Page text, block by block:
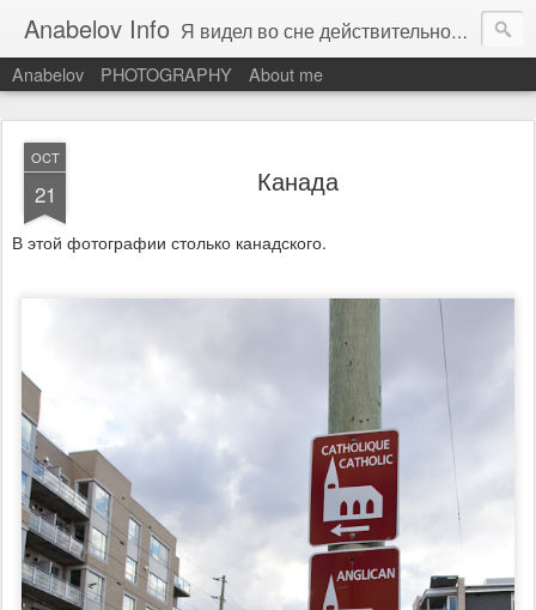
Anabelov Info Я видел во сне действительность. С каким же облегчением я проснулся!
Anabelov PHOTOGRAPHY About me
OCT
21 Канада
В этой фотографии столько канадского.